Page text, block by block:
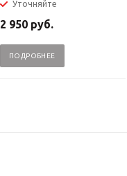
Уточняйте
2 950 руб.
ПОДРОБНЕЕ